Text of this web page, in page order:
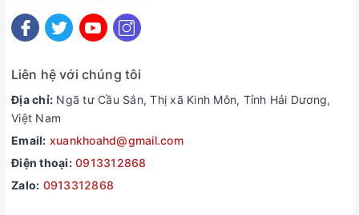
Liên hệ với chúng tôi
Địa chỉ: Ngã tư Cầu Sắn, Thị xã Kinh Môn, Tỉnh Hải Dương,
Việt Nam
Email: xuankhoahd@gmail.com
Điện thoại: 0913312868
Zalo: 0913312868